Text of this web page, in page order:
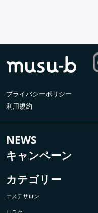
プライバシーポリシー
利用規約
NEWS
キャンペーン
カテゴリー
エステサロン